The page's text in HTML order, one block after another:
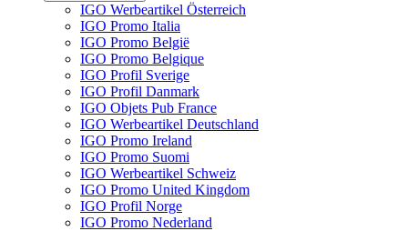
IGO Werbeartikel Österreich
IGO Promo Italia
IGO Promo België
IGO Promo Belgique
IGO Profil Sverige
IGO Profil Danmark
IGO Objets Pub France
IGO Werbeartikel Deutschland
IGO Promo Ireland
IGO Promo Suomi
IGO Werbeartikel Schweiz
IGO Promo United Kingdom
IGO Profil Norge
IGO Promo Nederland